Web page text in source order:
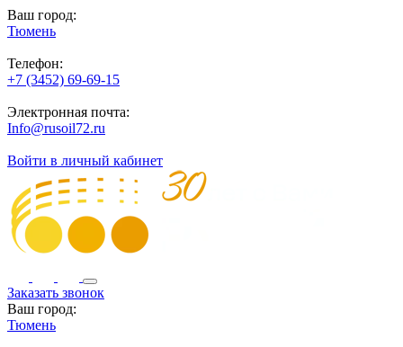
Ваш город:
Тюмень
Телефон:
+7 (3452) 69-69-15
Электронная почта:
Info@rusoil72.ru
Войти в личный кабинет
Заказать звонок
Ваш город:
Тюмень